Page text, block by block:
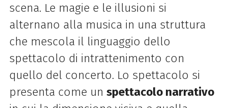
scena. Le magie e le illusioni si
alternano alla musica in una struttura
che mescola il linguaggio dello
spettacolo di intrattenimento con
quello del concerto. Lo spettacolo si
presenta come un spettacolo narrativo